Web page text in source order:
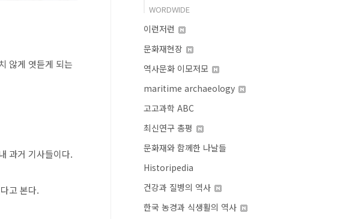
않게 엿듣게 되는
과거 기사들이다.
고 본다.
WORDWIDE
이런저런
문화재현장
역사문화 이모저모
maritime archaeology
고고과학 ABC
최신연구 총평
문화재와 함께한 나날들
Historipedia
건강과 질병의 역사
한국 농경과 식생활의 역사